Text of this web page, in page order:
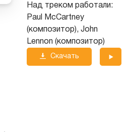
Над треком работали:
Paul McCartney
(композитор), John
Lennon (композитор)
Скачать